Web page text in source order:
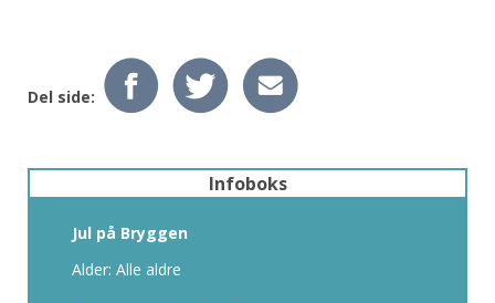
Del side:
Infoboks
Jul på Bryggen
Alder: Alle aldre